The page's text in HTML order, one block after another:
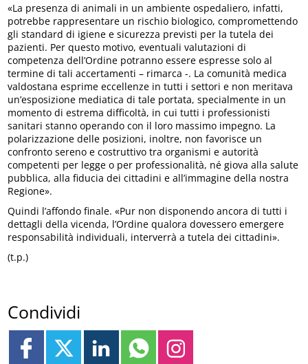
«La presenza di animali in un ambiente ospedaliero, infatti,
potrebbe rappresentare un rischio biologico, compromettendo
gli standard di igiene e sicurezza previsti per la tutela dei
pazienti. Per questo motivo, eventuali valutazioni di
competenza dell’Ordine potranno essere espresse solo al
termine di tali accertamenti – rimarca -. La comunità medica
valdostana esprime eccellenze in tutti i settori e non meritava
un’esposizione mediatica di tale portata, specialmente in un
momento di estrema difficoltà, in cui tutti i professionisti
sanitari stanno operando con il loro massimo impegno. La
polarizzazione delle posizioni, inoltre, non favorisce un
confronto sereno e costruttivo tra organismi e autorità
competenti per legge o per professionalità, né giova alla salute
pubblica, alla fiducia dei cittadini e all’immagine della nostra
Regione».
Quindi l’affondo finale. «Pur non disponendo ancora di tutti i
dettagli della vicenda, l’Ordine qualora dovessero emergere
responsabilità individuali, interverrà a tutela dei cittadini».
(t.p.)
Condividi